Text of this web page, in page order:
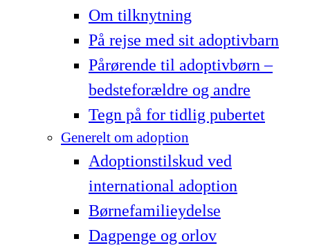
Om tilknytning
På rejse med sit adoptivbarn
Pårørende til adoptivbørn –
bedsteforældre og andre
Tegn på for tidlig pubertet
Generelt om adoption
Adoptionstilskud ved
international adoption
Børnefamilieydelse
Dagpenge og orlov